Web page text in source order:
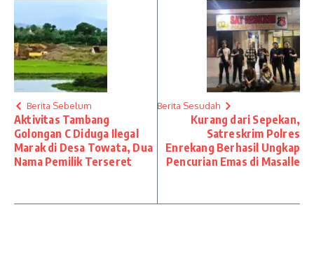
Berita Sebelum
Aktivitas Tambang
Golongan C Diduga Ilegal
Marak di Desa Towata, Dua
Nama Pemilik Terseret
Berita Sesudah
Kurang dari Sepekan,
Satreskrim Polres
Enrekang Berhasil Ungkap
Pencurian Emas di Masalle